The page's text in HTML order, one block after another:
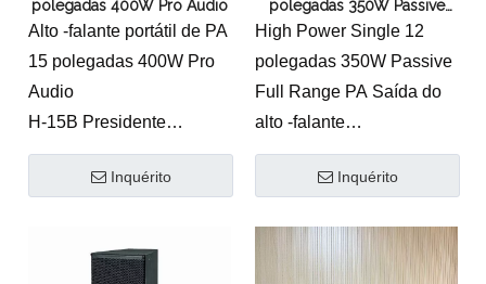
escola, bar ou reforço de
polegadas 400W Pro Audio
Alto -falante portátil de PA
15 polegadas 400W Pro
Audio
H-15B Presidente
profissional
Recurso:
personalizado
Inquérito
polegadas 350W Passive
Full Range PA Saída do alto -
High Power Single 12
polegadas 350W Passive
Full Range PA Saída do
alto -falante
Palestrante Profissional T-
componentes de motorista
Inquérito